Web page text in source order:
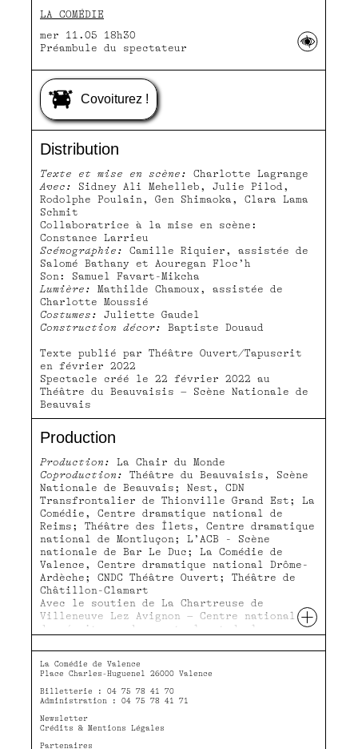
Distribution
Texte et mise en scène:
Charlotte Lagrange
Avec: Sidney Ali Mehelleb, Julie Pilod,
Rodolphe Poulain, Gen Shimaoka, Clara Lama
Schmit
Collaboratrice à la mise en scène:
Constance Larrieu
Scénographie:
Camille Riquier, assistée de
Salomé Bathany et Aouregan Floc’h
Son: Samuel Favart-Mikcha
Lumière:
Mathilde Chamoux, assistée de
Charlotte Moussié
Costumes:
Juliette Gaudel
Construction décor:
Baptiste Douaud
Texte publié par Théâtre Ouvert/Tapuscrit
en février 2022
Spectacle créé le 22 février 2022 au
Théâtre du Beauvaisis – Scène Nationale de
Beauvais
Production
Production:
La Chair du Monde
Coproduction:
Théâtre du Beauvaisis, Scène
Nationale de Beauvais; Nest, CDN
Transfrontalier de Thionville Grand Est; La
Comédie, Centre dramatique national de
Reims; Théâtre des Îlets, Centre dramatique
national de Montluçon; L’ACB - Scène
nationale de Bar Le Duc; La Comédie de
Valence, Centre dramatique national Drôme-
Ardèche; CNDC Théâtre Ouvert; Théâtre de
Châtillon-Clamart
Avec le soutien de La Chartreuse de
Villeneuve Lez Avignon – Centre national
des écritures du spectacle et de la
Ce spectacle bénéficie du soutien de la
Charte d’aide à la diffusion signée par
l’Onda, l’Agence culturelle Grand-Est,
l’OARA Nouvelle Aquitaine, l’ODIA
Normandie, Occitanie en scène et Spectacle
Vivant en Bretagne.
Ce texte a été présenté pour la première
fois dans le cadre du Festival Jamais-Lu
+
LA COMÉDIE
mer 11.05 18h30
Préambule du spectateur
Covoiturez !
La Comédie de Valence
Place Charles-Huguenel 26000 Valence
Billetterie : 04 75 78 41 70
Administration : 04 75 78 41 71
Newsletter
Crédits & Mentions Légales
Partenaires